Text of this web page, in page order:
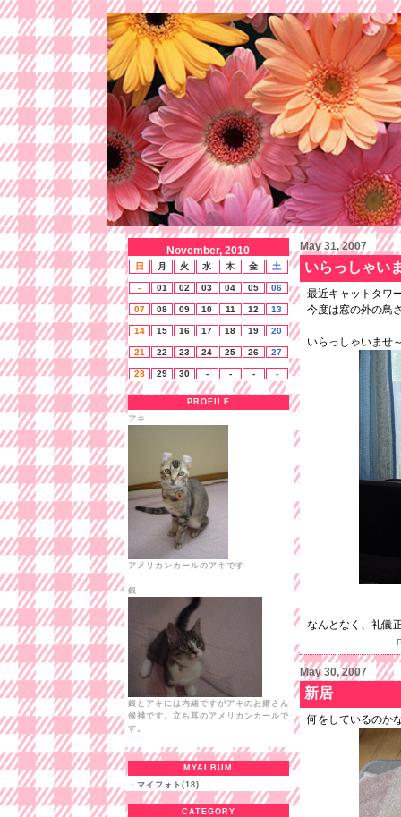
November, 2010
日 月 火 水 木 金 土
- 01 02 03 04 05 06
07 08 09 10 11 12 13
14 15 16 17 18 19 20
21 22 23 24 25 26 27
28 29 30 - - - -
PROFILE
アキ
アメリカンカールのアキです
銀
銀とアキには内緒ですがアキのお婿さん
候補です。立ち耳のアメリカンカールで
す。
MYALBUM
・ マイフォト(18)
CATEGORY
May 31, 2007
いらっしゃい
最近キャットタワ
今度は窓の外の鳥
いらっしゃいませ
なんとなく、礼儀
May 30, 2007
新居
何をしているのか